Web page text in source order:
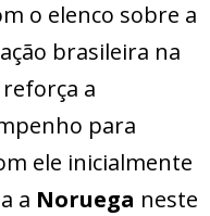
o elenco sobre a
brasileira na
a
para
ele inicialmente
a Noruega neste